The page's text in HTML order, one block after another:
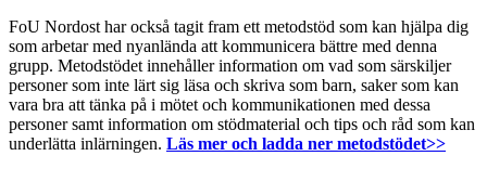
FoU Nordost har också tagit fram ett metodstöd som kan hjälpa dig
som arbetar med nyanlända att kommunicera bättre med denna
grupp. Metodstödet innehåller information om vad som särskiljer
personer som inte lärt sig läsa och skriva som barn, saker som kan
vara bra att tänka på i mötet och kommunikationen med dessa
personer samt information om stödmaterial och tips och råd som kan
underlätta inlärningen. Läs mer och ladda ner metodstödet>>